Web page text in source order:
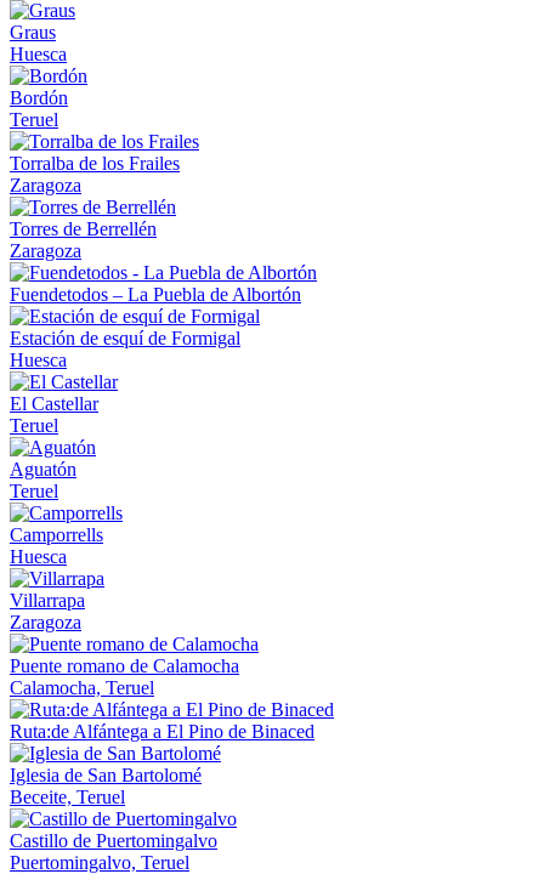
Graus
Huesca
Bordón
Teruel
Torralba de los Frailes
Zaragoza
Torres de Berrellén
Zaragoza
Fuendetodos – La Puebla de Albortón
Estación de esquí de Formigal
Huesca
El Castellar
Teruel
Aguatón
Teruel
Camporrells
Huesca
Villarrapa
Zaragoza
Puente romano de Calamocha
Calamocha, Teruel
Ruta:de Alfántega a El Pino de Binaced
Iglesia de San Bartolomé
Beceite, Teruel
Castillo de Puertomingalvo
Puertomingalvo, Teruel